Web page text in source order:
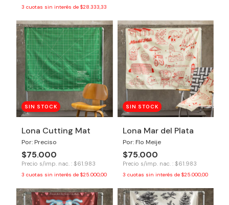
3 cuotas sin interés de $28.333,33
SIN STOCK
Lona Cutting Mat
Por: Preciso
$75.000
Precio s/imp. nac. : $61.983
3 cuotas sin interés de $25.000,00
SIN STOCK
Lona Mar del Plata
Por: Flo Meije
$75.000
Precio s/imp. nac. : $61.983
3 cuotas sin interés de $25.000,00